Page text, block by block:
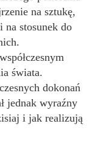
na sztukę,
na stosunek do
świata.
dokonań
jednak wyraźny
i jak realizują